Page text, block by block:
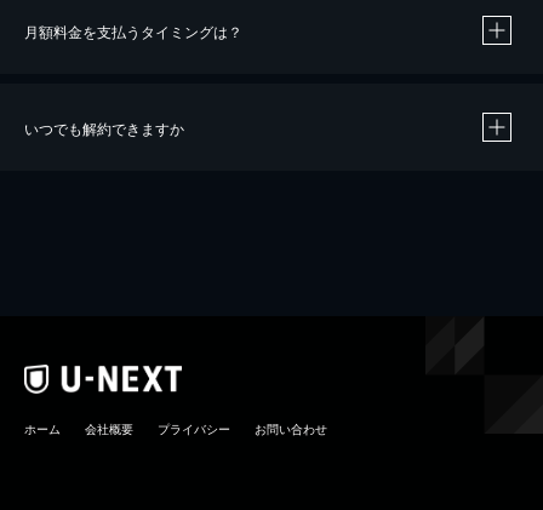
※40％ポイント還元の対象は、クレジットカード決済による作品の購入 / レンタルです。
月額料金を支払うタイミングは？
いつでも解約できますか
ホーム 会社概要 プライバシー お問い合わせ